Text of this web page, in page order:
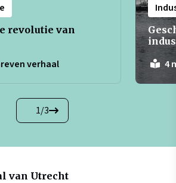
revolutie van
verhaal 4
1/3
van Utrecht